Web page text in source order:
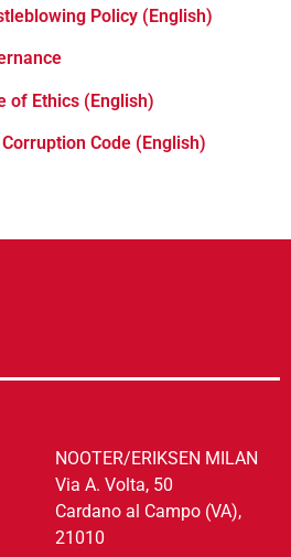
Policy (English)
of Ethics (English)
Code (English)
NOOTER/ERIKSEN MILAN
Via A. Volta, 50
Cardano al Campo (VA),
21010